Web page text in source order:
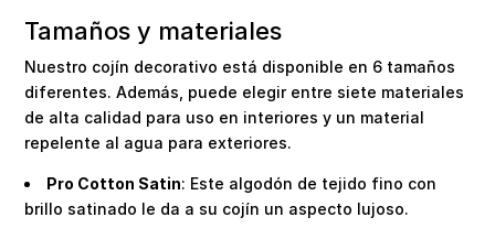
Tamaños y materiales
Nuestro cojín decorativo está disponible en 6 tamaños
diferentes. Además, puede elegir entre siete materiales
de alta calidad para uso en interiores y un material
repelente al agua para exteriores.
Pro Cotton Satin: Este algodón de tejido fino con
brillo satinado le da a su cojín un aspecto lujoso.